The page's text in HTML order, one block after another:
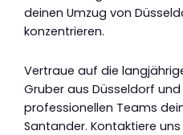
deinen Umzug von
konzentrieren.
Vertraue auf die
Gruber aus Düsseldorf
professionellen Teams
Santander. Kontaktiere